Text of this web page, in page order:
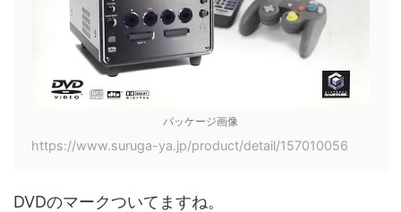
パッケージ画像
https://www.suruga-ya.jp/product/detail/157010056
DVDのマークついてますね。